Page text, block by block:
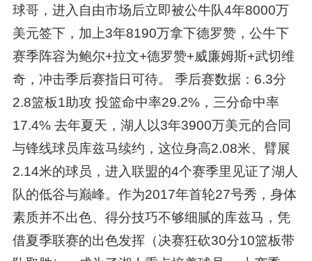
球哥，进入自由市场后立即被公牛队4年8000万
美元签下，加上3年8190万拿下德罗赞，公牛下
赛季阵容为鲍尔+拉文+德罗赞+威廉姆斯+武切维
奇，冲击季后赛指日可待。 季后赛数据：6.3分
2.8篮板1助攻 投篮命中率29.2%，三分命中率
17.4% 去年夏天，湖人以3年3900万美元的合同
与锋线球员库兹马续约，这位身高2.08米、臂展
2.14米的球员，进入联盟的4个赛季里见证了湖人
队的低谷与巅峰。作为2017年首轮27号秀，身体
素质并不出色、得分技巧不够细腻的库兹马，凭
借夏季联赛的出色发挥（决赛狂砍30分10篮板带